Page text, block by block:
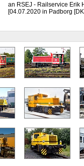
an RSEJ - Railservice Erik
[04.07.2020 in Padborg